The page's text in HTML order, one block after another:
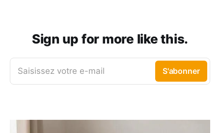
Sign up for more like this.
Saisissez votre e-mail S'abonner